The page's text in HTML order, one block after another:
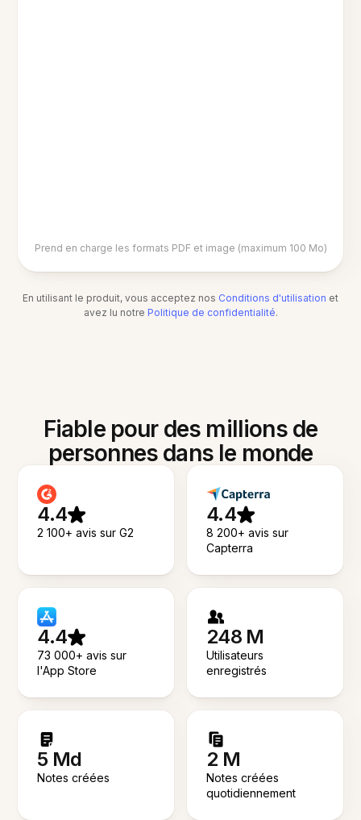
Prend en charge les formats PDF et image (maximum 100 Mo)
En utilisant le produit, vous acceptez nos Conditions d'utilisation et
avez lu notre Politique de confidentialité.
Fiable pour des millions de
personnes dans le monde
4.4
2 100+ avis sur G2
4.4
8 200+ avis sur
Capterra
4.4
73 000+ avis sur
l'App Store
248 M
Utilisateurs
enregistrés
5 Md
Notes créées
2 M
Notes créées
quotidiennement